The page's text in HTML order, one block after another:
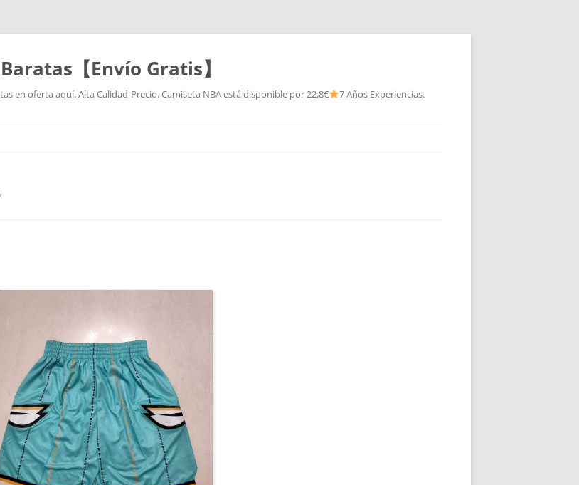
【Envío Gratis】
en oferta aquí. Alta Calidad-Precio. Camiseta NBA está disponible por 22,8€ 7 Años Experiencias.